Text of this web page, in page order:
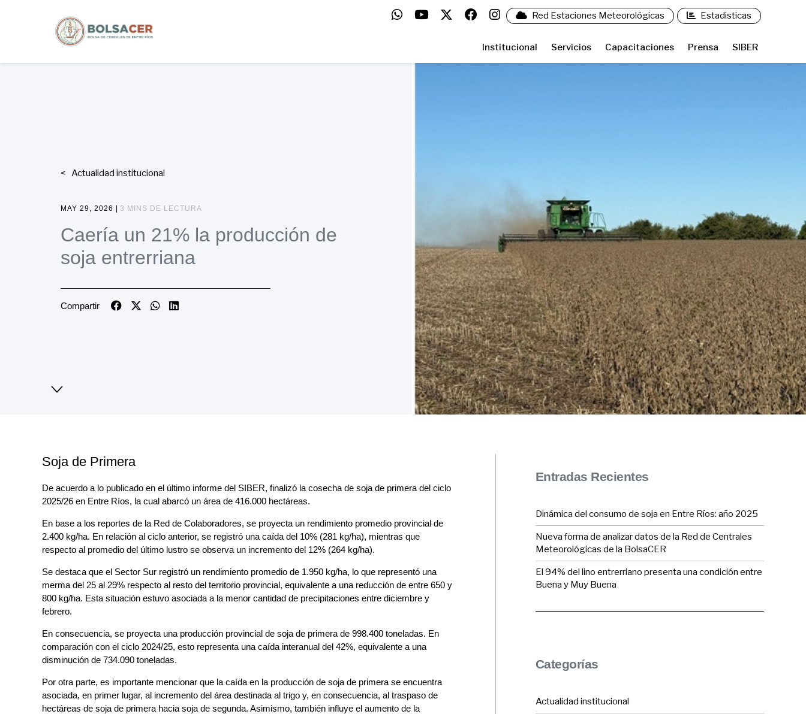
Institucional Servicios Capacitaciones Prensa SIBER
Red Estaciones Meteorológicas Estadisticas
Actualidad institucional
MAY 29, 2026 | 3 MINS DE LECTURA
Caería un 21% la producción de
soja entrerriana
Compartir
Soja de Primera
De acuerdo a lo publicado en el último informe del SIBER, finalizó la cosecha de soja de primera del ciclo
2025/26 en Entre Ríos, la cual abarcó un área de 416.000 hectáreas.
En base a los reportes de la Red de Colaboradores, se proyecta un rendimiento promedio provincial de
2.400 kg/ha. En relación al ciclo anterior, se registró una caída del 10% (281 kg/ha), mientras que
respecto al promedio del último lustro se observa un incremento del 12% (264 kg/ha).
Se destaca que el Sector Sur registró un rendimiento promedio de 1.950 kg/ha, lo que representó una
merma del 25 al 29% respecto al resto del territorio provincial, equivalente a una reducción de entre 650 y
800 kg/ha. Esta situación estuvo asociada a la menor cantidad de precipitaciones entre diciembre y
febrero.
En consecuencia, se proyecta una producción provincial de soja de primera de 998.400 toneladas. En
comparación con el ciclo 2024/25, esto representa una caída interanual del 42%, equivalente a una
disminución de 734.090 toneladas.
Por otra parte, es importante mencionar que la caída en la producción de soja de primera se encuentra
asociada, en primer lugar, al incremento del área destinada al trigo y, en consecuencia, al traspaso de
hectáreas de soja de primera hacia soja de segunda. Asimismo, también influye el aumento de la
Entradas Recientes
Dinámica del consumo de soja en Entre Ríos: año 2025
Nueva forma de analizar datos de la Red de Centrales
Meteorológicas de la BolsaCER
El 94% del lino entrerriano presenta una condición entre
Buena y Muy Buena
Categorías
Actualidad institucional